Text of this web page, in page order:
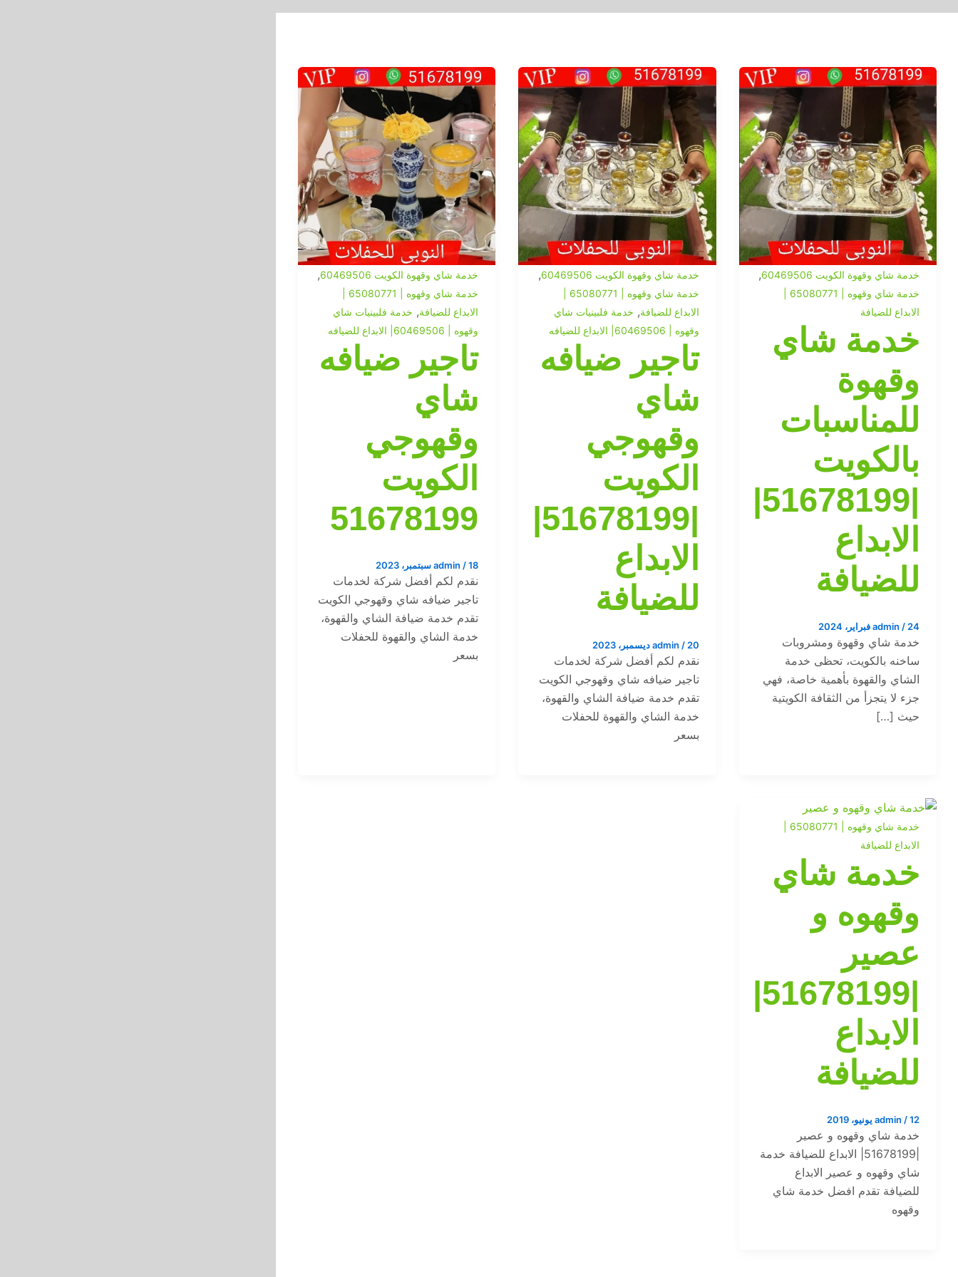
خدمة شاي وقهوة الكويت 60469506 ,
الابداع للضيافة
خدمة شاي
وقهوة
للمناسبات
بالكويت
|51678199|
الابداع
للضيافة
admin / 24 فبراير، 2024
خدمة شاي وقهوة ومشروبات
ساخنه بالكويت، تحظى خدمة
الشاي والقهوة بأهمية خاصة، فهي
جزء لا يتجزأ من الثقافة الكويتية
حيث […]
خدمة شاي وقهوة الكويت 60469506 ,
الابداع للضيافة, خدمة فلبينيات شاي
وقهوه | 60469506| الابداع للضيافه
تاجير ضيافه
شاي
وقهوجي
الكويت
|51678199|
الابداع
للضيافة
admin / 20 ديسمبر، 2023
نقدم لكم أفضل شركة لخدمات
تاجير ضيافه شاي وقهوجي الكويت
تقدم خدمة ضيافة الشاي والقهوة،
خدمة الشاي والقهوة للحفلات
بسعر
خدمة شاي وقهوة الكويت 60469506 ,
الابداع للضيافة, خدمة فلبينيات شاي
وقهوه | 60469506| الابداع للضيافه
تاجير ضيافه
شاي
وقهوجي
الكويت
51678199
admin /18 سبتمبر، 2023
نقدم لكم أفضل شركة لخدمات
تاجير ضيافه شاي وقهوجي الكويت
تقدم خدمة ضيافة الشاي والقهوة،
خدمة الشاي والقهوة للحفلات
بسعر
الابداع للضيافة
خدمة شاي
وقهوه و
عصير
|51678199|
الابداع
للضيافة
admin /12 يونيو، 2019
خدمة شاي وقهوه و عصير
|51678199| الابداع للضيافة خدمة
شاي وقهوه و عصير الابداع
للضيافة تقدم افضل خدمة شاي
وقهوه